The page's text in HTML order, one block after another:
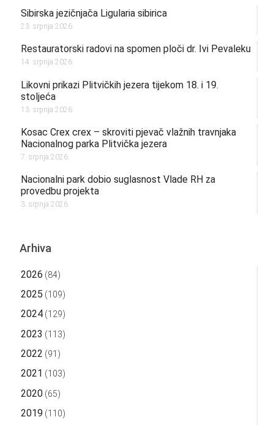
Sibirska jezičnjača Ligularia sibirica
23. srpnja 2026.
Restauratorski radovi na spomen ploči dr. Ivi Pevaleku
14. srpnja 2026.
Likovni prikazi Plitvičkih jezera tijekom 18. i 19.
stoljeća
13. srpnja 2026.
Kosac Crex crex – skroviti pjevač vlažnih travnjaka
Nacionalnog parka Plitvička jezera
7. srpnja 2026.
Nacionalni park dobio suglasnost Vlade RH za
provedbu projekta
3. srpnja 2026.
Arhiva
2026 (84)
2025 (109)
2024(129)
2023 (113)
2022 (91)
2021 (103)
2020(65)
2019 (110)